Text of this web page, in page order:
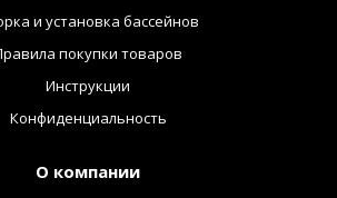
и установка бассейнов
покупки товаров
Инструкции
Конфиденциальность
О компании